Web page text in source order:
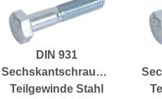
DIN 931
Sechskantschrauben
Teilgewinde Stahl